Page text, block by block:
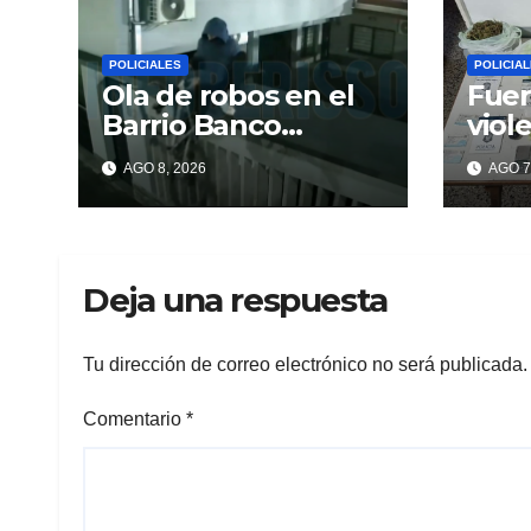
POLICIALES
Ola de robos en el
Barrio Banco
Provincia: escalan
paredes en la
noche y nadie
AGO 8, 2026
y AGO
Deja una respuesta
Tu dirección de correo electrónico no será publicada.
Comentario *